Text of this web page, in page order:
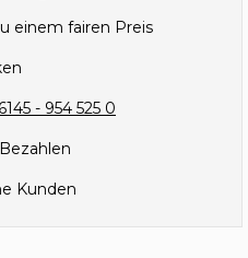
einem fairen Preis
- 954 525 0
Kunden